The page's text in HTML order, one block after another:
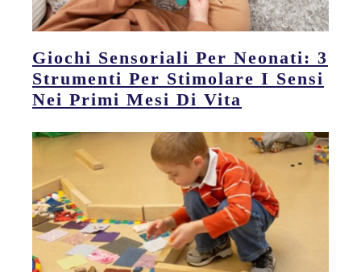
Giochi Sensoriali Per Neonati: 3
Strumenti Per Stimolare I Sensi
Nei Primi Mesi Di Vita